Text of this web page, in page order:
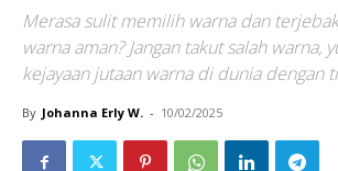
Merasa sulit memilih warna dan
warna aman? Jangan takut salah warna,
kejayaan jutaan warna di dunia dengan
By Johanna Erly W. - 10/02/2025